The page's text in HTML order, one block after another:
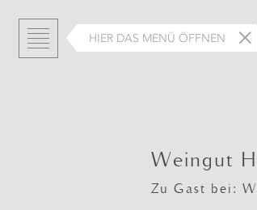
HIER DAS MENÜ ÖFFNEN
Weingut
Zu Gast bei: